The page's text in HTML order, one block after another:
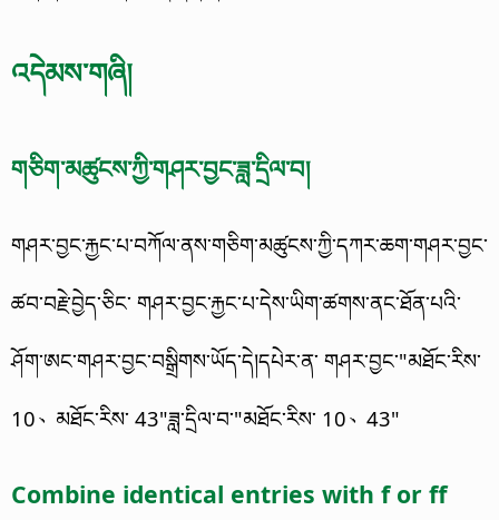
འདེམས་གཞི།
གཅིག་མཚུངས་ཀྱི་གཤར་བྱང་ཟླ་དྲིལ་བ།
གཤར་བྱང་རྐྱང་པ་བཀོལ་ནས་གཅིག་མཚུངས་ཀྱི་དཀར་ཆག་གཤར་བྱང་
ཚབ་བརྗེ་བྱེད་ཅིང་ གཤར་བྱང་རྐྱང་པ་དེས་ཡིག་ཚགས་ནང་ཐོན་པའི་
ཤོག་ཨང་གཤར་བྱང་བསྒྲིགས་ཡོད་དེ།དཔེར་ན་ གཤར་བྱང་"མཐོང་རིས་
10、མཐོང་རིས་ 43"ཟླ་དྲིལ་བ་"མཐོང་རིས་ 10、43"
Combine identical entries with f or ff